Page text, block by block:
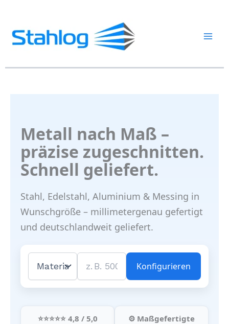
springen
Metall nach Maß –
präzise zugeschnitten.
Schnell geliefert.
Stahl, Edelstahl, Aluminium & Messing in
Wunschgröße – millimetergenau gefertigt
und deutschlandweit geliefert.
Konfigurieren
⭐⭐⭐⭐⭐ 4,8 / 5,0
⚙️ Maßgefertigte